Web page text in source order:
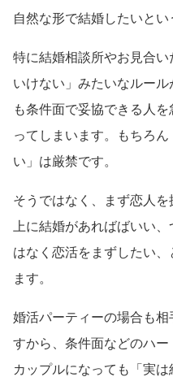
自然な形で結婚したいとい
特に結婚相談所やお見合
いけない」みたいなルー
も条件面で妥協できる人
ってしまいます。もちろ
い」は厳禁です。
そうではなく、まず恋人
上に結婚があればばいい
はなく恋活をまずしたい
ます。
婚活パーティーの場合も
すから、条件面などのハー
カップルになっても「実は